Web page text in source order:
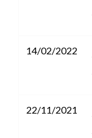
14/02/2022
22/11/2021